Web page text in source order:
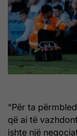
“Për ta
që ai të
ishte një